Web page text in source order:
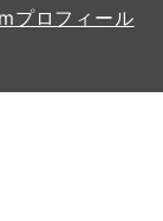
プロフィール